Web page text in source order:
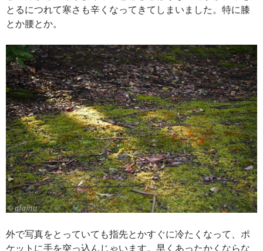
とるにつれて寒さも辛くなってきてしまいました。特に膝
とか腰とか。
外で写真をとっていても指先とかすぐに冷たくなって、ポ
ケットに手を突っ込んじゃいます。早くあったかくならな